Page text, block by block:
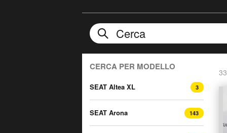
CERCA PER MODELLO
SEAT Altea XL 3
SEAT Arona 143